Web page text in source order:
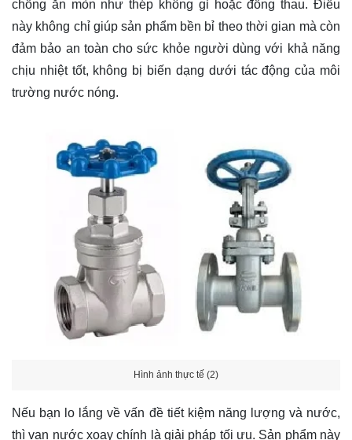
chống ăn mòn như thép không gỉ hoặc đồng thau. Điều
này không chỉ giúp sản phẩm bền bỉ theo thời gian mà còn
đảm bảo an toàn cho sức khỏe người dùng với khả năng
chịu nhiệt tốt, không bị biến dạng dưới tác động của môi
trường nước nóng.
Hình ảnh thực tế (2)
Nếu bạn lo lắng về vấn đề tiết kiệm năng lượng và nước,
thì van nước xoay chính là giải pháp tối ưu. Sản phẩm này